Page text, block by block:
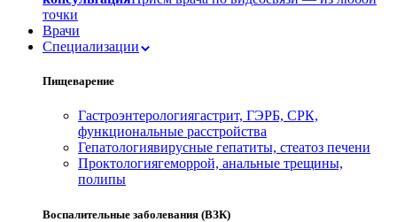
точки
Врачи
Специализации
Пищеварение
Гастроэнтерологиягастрит, ГЭРБ, СРК,
функциональные расстройства
Гепатологиявирусные гепатиты, стеатоз печени
Проктологиягеморрой, анальные трещины,
полипы
Воспалительные заболевания (ВЗК)